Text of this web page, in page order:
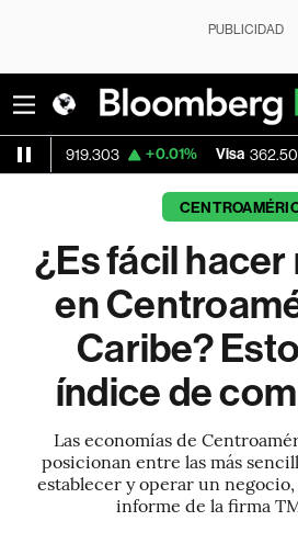
PUBLICIDAD
+0.01% Visa 362.50 -2.15%
¿Es fácil
en
Caribe?
índice de
Las economías de
posicionan entre las más
establecer y operar un
informe de la firma